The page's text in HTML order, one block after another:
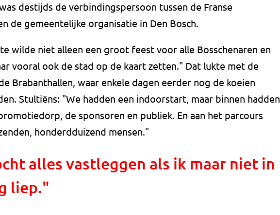
destijds de verbindingspersoon tussen de Franse
de gemeentelijke organisatie in Den Bosch.
wilde niet alleen een groot feest voor alle Bosschenaren en
vooral ook de stad op de kaart zetten." Dat lukte met de
Brabanthallen, waar enkele dagen eerder nog de koeien
Stultiëns: "We hadden een indoorstart, maar binnen hadden
de sponsoren en publiek. En aan het parcours
honderdduizend mensen."
alles vastleggen als ik maar niet in
liep."